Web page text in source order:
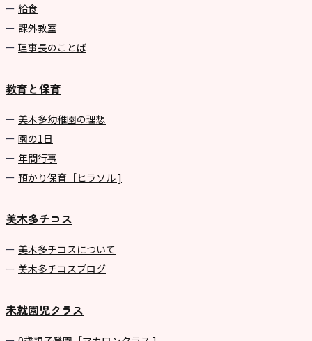
給食
課外教室
理事長のことば
教育と保育
美⽊多幼稚園の理想
園の1⽇
年間⾏事
預かり保育［ヒラソル ]
美木多チコス
美⽊多チコスについて
美⽊多チコスブログ
未就園児クラス